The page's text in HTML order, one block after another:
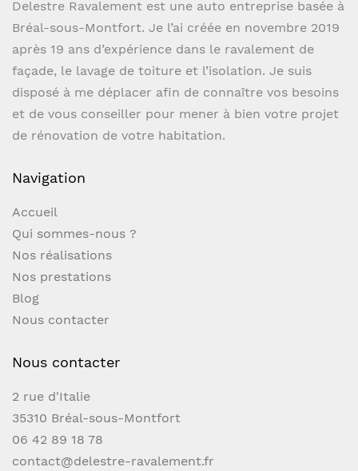
Delestre Ravalement est une auto entreprise basée à
Bréal-sous-Montfort. Je l’ai créée en novembre 2019
après 19 ans d’expérience dans le ravalement de
façade, le lavage de toiture et l’isolation. Je suis
disposé à me déplacer afin de connaître vos besoins
et de vous conseiller pour mener à bien votre projet
de rénovation de votre habitation.
Navigation
Accueil
Qui sommes-nous ?
Nos réalisations
Nos prestations
Blog
Nous contacter
Nous contacter
2 rue d'Italie
35310 Bréal-sous-Montfort
06 42 89 18 78
contact@delestre-ravalement.fr